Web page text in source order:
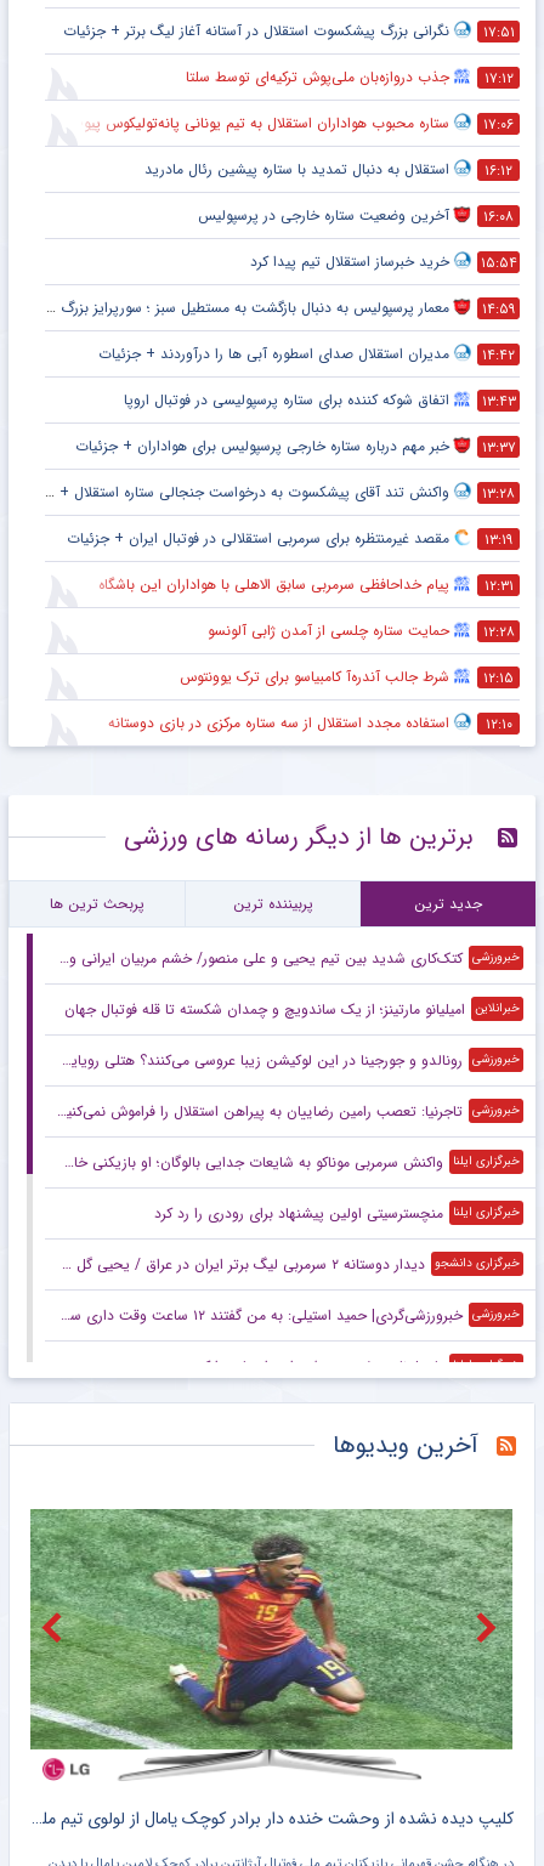
۱۷:۵۱ نگرانی بزرگ پیشکسوت استقلال در آستانه آغاز لیگ برتر + جزئیات
۱۷:۱۲ جذب دروازه‌بان ملی‌پوش ترکیه‌ای توسط سلتا
۱۷:۰۶ ستاره محبوب هواداران استقلال به تیم یونانی پانه‌تولیکوس پیوست
۱۶:۱۲ استقلال به دنبال تمدید با ستاره پیشین رئال مادرید
۱۶:۰۸ آخرین وضعیت ستاره خارجی در پرسپولیس
۱۵:۵۴ خرید خبرساز استقلال تیم پیدا کرد
۱۴:۵۹ معمار پرسپولیس به دنبال بازگشت به مستطیل سبز ؛ سورپرایز بزرگ در راه است ؟ + جزئیات
۱۴:۴۲ مدیران استقلال صدای اسطوره آبی ها را درآوردند + جزئیات
۱۳:۴۳ اتفاق شوکه کننده برای ستاره پرسپولیسی در فوتبال اروپا
۱۳:۳۷ خبر مهم درباره ستاره خارجی پرسپولیس برای هواداران + جزئیات
۱۳:۲۸ واکنش تند آقای پیشکسوت به درخواست جنجالی ستاره استقلال + جزئیات
۱۳:۱۹ مقصد غیرمنتظره برای سرمربی استقلالی در فوتبال ایران + جزئیات
۱۲:۳۱ پیام خداحافظی سرمربی سابق الاهلی با هواداران این باشگاه
۱۲:۲۸ حمایت ستاره چلسی از آمدن ژابی آلونسو
۱۲:۱۵ شرط جالب آندره‌آ کامبیاسو برای ترک یوونتوس
۱۲:۱۰ استفاده مجدد استقلال از سه ستاره مرکزی در بازی دوستانه
برترین ها از دیگر رسانه های ورزشی
جدید ترین پربیننده ترین پربحث ترین ها
خبرورزشی کتک‌کاری شدید بین تیم یحیی و علی منصور/ خشم مربیان ایرانی‌ و قرعه خبرساز با رویارویی تلخ!
خبرانلاین امیلیانو مارتینز؛ از یک ساندویچ و چمدان شکسته تا قله فوتبال جهان
خبرورزشی رونالدو و جورجینا در این لوکیشن زیبا عروسی می‌کنند؟ هتلی رویایی با قیمت نجومی و امکانات شگفت‌انگیز +تصاویر
خبرورزشی تاجرنیا: تعصب رامین رضاییان به پیراهن استقلال را فراموش نمی‌کنیم!
خبرگزاری ایلنا واکنش سرمربی موناکو به شایعات جدایی بالوگان؛ او بازیکنی خاص است
خبرگزاری ایلنا منچسترسیتی اولین پیشنهاد برای رودری را رد کرد
خبرگزاری دانشجو دیدار دوستانه ۲ سرمربی لیگ برتر ایران در عراق / یحیی گل محمدی و علیرضا منصوریان باز به هم رسیدند+ عکس
خبرورزشی خبرورزشی‌گردی| حمید استیلی: به من گفتند ۱۲ ساعت وقت داری سرمربی پرسپولیس شوی/ علی دایی در مورد خیلی چیزها اشتباه می‌کند!
خبرگزاری ایلنا بارسلونا حریف جدیدش را در اروپا پیدا کرد
خبرگزاری دانشجو تاجرنیا: تعصب رامین رضاییان به پیراهن استقلال را فراموش نمی‌کنیم
خبرانلاین جنجال و کتک‌کاری در بازی تیم‌های منصوریان و گل‌محمدی!
خبرورزشی ویدیو| رامین رضاییان به پرسپولیس برود بیشعور است!
خبرانلاین حمایت ویژه از رامین رضاییان؛ برای استقلال جنگیده، به او احترام بگذارید!
آخرین ویدیوها
شلیک لامین یامال در حمایت از ایران ، علیه آمریکا !! + کلیپ وایرال شده